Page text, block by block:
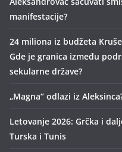
manifestacije?
24 miliona iz budžeta
Gde je granica između
sekularne države?
„Magna“ odlazi iz
Letovanje 2026: Grčka i
Turska i Tunis